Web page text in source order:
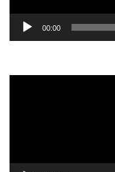
ー
00:00